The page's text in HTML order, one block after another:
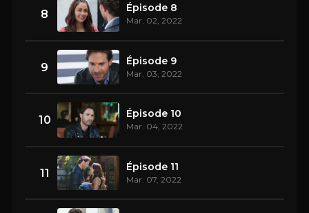
8 Épisode 8
Mar. 02, 2022
9 Épisode 9
Mar. 03, 2022
10 Épisode 10
Mar. 04, 2022
11 Épisode 11
Mar. 07, 2022